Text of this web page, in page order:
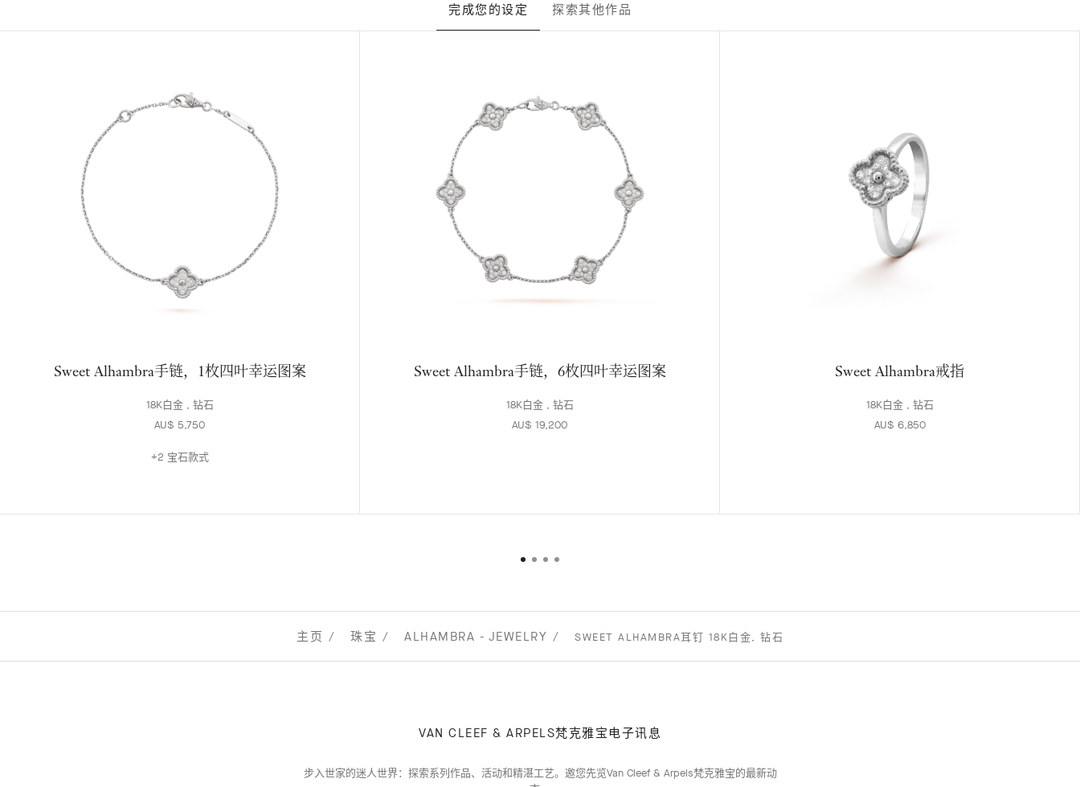
完成您的设定 探索其他作品
Sweet Alhambra手链，1枚四叶幸运图案
18K白金 , 钻石
AU$ 5,750
+2 宝石款式
Sweet Alhambra手链，6枚四叶幸运图案
18K白金 , 钻石
AU$ 19,200
Sweet Alhambra戒指
18K白金 , 钻石
AU$ 6,850
主页 珠宝 ALHAMBRA - JEWELRY SWEET ALHAMBRA耳钉 18K白金, 钻石
VAN CLEEF & ARPELS梵克雅宝电子讯息
步入世家的迷人世界：探索系列作品、活动和精湛工艺。邀您先览Van Cleef & Arpels梵克雅宝的最新动